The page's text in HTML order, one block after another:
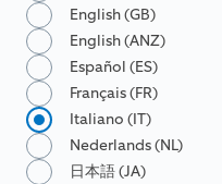
English (GB)
English (ANZ)
Español (ES)
Français (FR)
Italiano (IT)
Nederlands (NL)
日本語 (JA)